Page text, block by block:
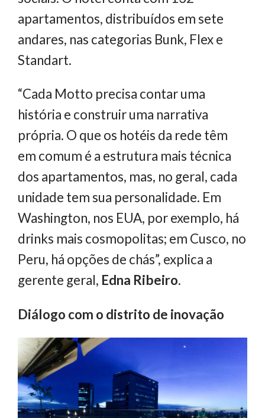
apartamentos, distribuídos em sete
andares, nas categorias Bunk, Flex e
Standart.
“Cada Motto precisa contar uma
história e construir uma narrativa
própria. O que os hotéis da rede têm
em comum é a estrutura mais técnica
dos apartamentos, mas, no geral, cada
unidade tem sua personalidade. Em
Washington, nos EUA, por exemplo, há
drinks mais cosmopolitas; em Cusco, no
Peru, há opções de chás”, explica a
gerente geral, Edna Ribeiro.
Diálogo com o distrito de inovação